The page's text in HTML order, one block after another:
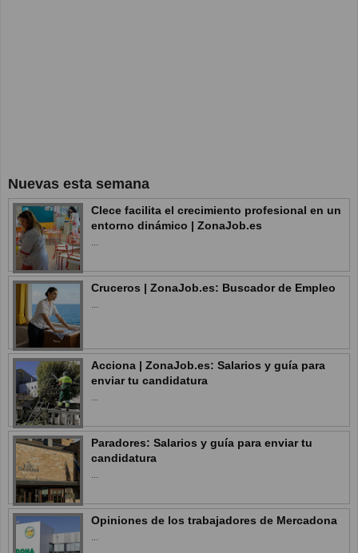
Nuevas esta semana
Clece facilita el crecimiento profesional en un
entorno dinámico | ZonaJob.es
...
Cruceros | ZonaJob.es: Buscador de Empleo
...
Acciona | ZonaJob.es: Salarios y guía para
enviar tu candidatura
...
Paradores: Salarios y guía para enviar tu
candidatura
...
Opiniones de los trabajadores de Mercadona
...